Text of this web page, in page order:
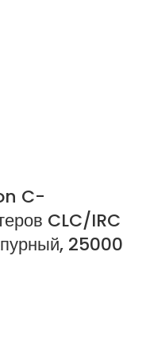
C-
CLC/IRC
25000